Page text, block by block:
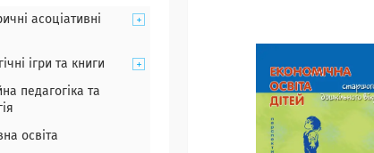
асоціативні
ігри та книги
педагогіка та
освіта